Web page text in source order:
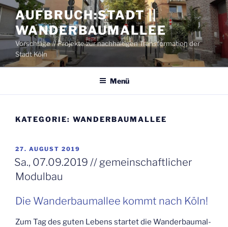
Zum
Inhalt
springen
AUFBRUCH:STADT ||
WANDERBAUMALLEE
Vorschläge // Projekte zur nachhaltigen Transformation der
Stadt Köln
Menü
KATEGORIE: WANDERBAUMALLEE
VERÖFFENTLICHT
AM
27. AUGUST 2019
Sa., 07.09.2019 // gemein­schaft­li­cher
Modulbau
Die Wan­der­baum­al­lee kommt nach Köln!
Zum Tag des guten Lebens star­tet die Wan­der­baum­al­